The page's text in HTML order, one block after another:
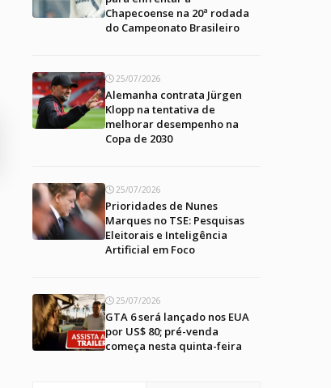
Chapecoense na 20ª rodada
do Campeonato Brasileiro
25/07/2026
Alemanha contrata Jürgen
Klopp na tentativa de
melhorar desempenho na
Copa de 2030
25/07/2026
Prioridades de Nunes
Marques no TSE: Pesquisas
Eleitorais e Inteligência
Artificial em Foco
25/07/2026
GTA 6 será lançado nos EUA
por US$ 80; pré-venda
começa nesta quinta-feira